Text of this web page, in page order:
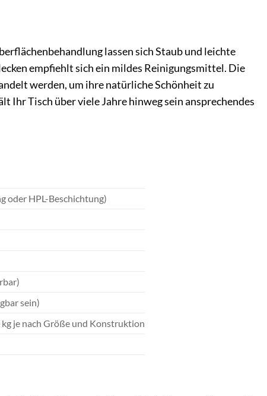
lassen sich Staub und leichte
empfiehlt sich ein mildes Reinigungsmittel. Die
werden, um ihre natürliche Schönheit zu
Ihr Tisch über viele Jahre hinweg sein ansprechendes
oder HPL-Beschichtung)
sein)
je nach Größe und Konstruktion